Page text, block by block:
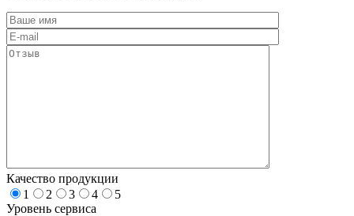
Качество продукции
1
2 3 4
5
Уровень сервиса